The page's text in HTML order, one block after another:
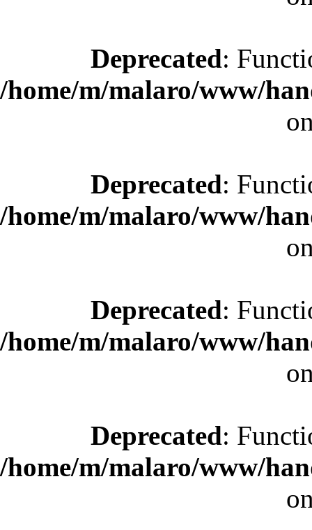
Deprecated:
/home/m/malaro/www/
Deprecated:
/home/m/malaro/www/
Deprecated:
/home/m/malaro/www/
Deprecated:
/home/m/malaro/www/